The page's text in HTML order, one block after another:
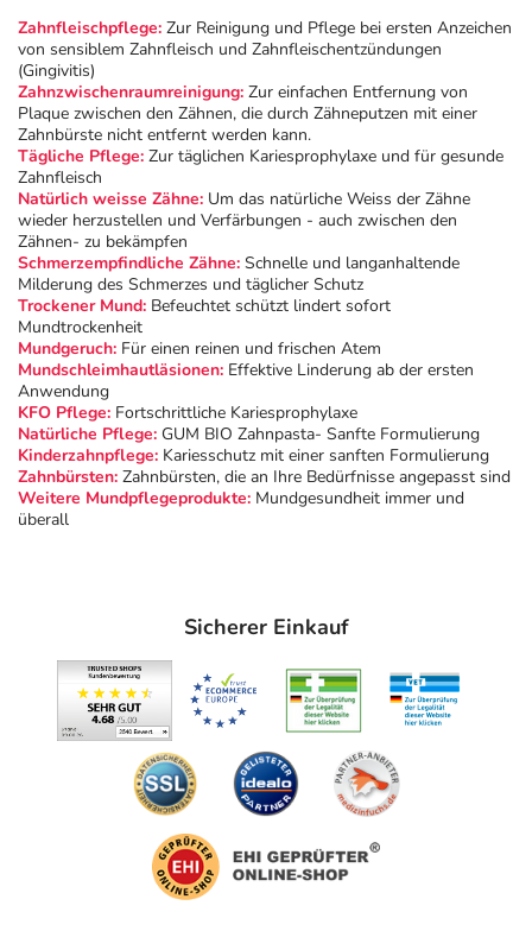
Zahnfleischpflege: Zur Reinigung und Pflege bei ersten Anzeichen
von sensiblem Zahnfleisch und Zahnfleischentzündungen
(Gingivitis)
Zahnzwischenraumreinigung: Zur einfachen Entfernung von
Plaque zwischen den Zähnen, die durch Zähneputzen mit einer
Zahnbürste nicht entfernt werden kann.
Tägliche Pflege: Zur täglichen Kariesprophylaxe und für gesunde
Zahnfleisch
Natürlich weisse Zähne: Um das natürliche Weiss der Zähne
wieder herzustellen und Verfärbungen - auch zwischen den
Zähnen- zu bekämpfen
Schmerzempfindliche Zähne: Schnelle und langanhaltende
Milderung des Schmerzes und täglicher Schutz
Trockener Mund: Befeuchtet schützt lindert sofort
Mundtrockenheit
Mundgeruch: Für einen reinen und frischen Atem
Mundschleimhautläsionen: Effektive Linderung ab der ersten
Anwendung
KFO Pflege: Fortschrittliche Kariesprophylaxe
Natürliche Pflege: GUM BIO Zahnpasta- Sanfte Formulierung
Kinderzahnpflege: Kariesschutz mit einer sanften Formulierung
Zahnbürsten: Zahnbürsten, die an Ihre Bedürfnisse angepasst sind
Weitere Mundpflegeprodukte: Mundgesundheit immer und
überall
Sicherer Einkauf